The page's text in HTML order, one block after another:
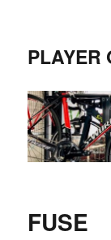
PLAYER
FUSE